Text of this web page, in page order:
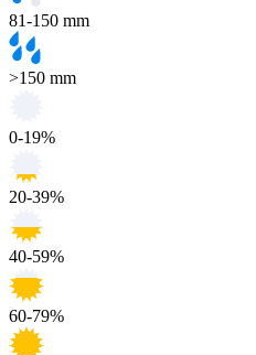
81-150 mm
>150 mm
0-19%
20-39%
40-59%
60-79%